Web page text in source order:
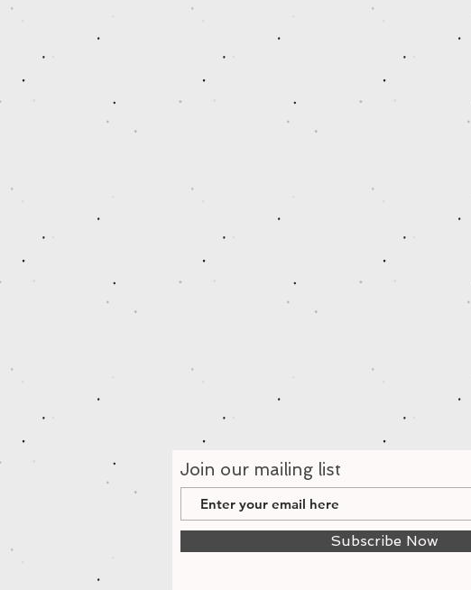
Join our mailing list
Subscribe Now